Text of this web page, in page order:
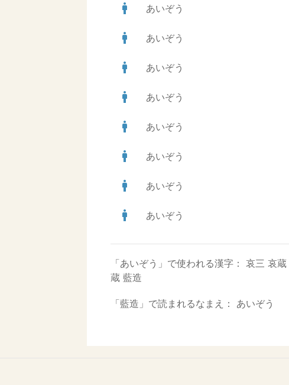
man あいぞう
man あいぞう
man あいぞう
man あいぞう
man あいぞう
man あいぞう
man あいぞう
man あいぞう
「あいぞう」で使われる漢字： 哀三 哀蔵
蔵 藍造
「藍造」で読まれるなまえ： あいぞう